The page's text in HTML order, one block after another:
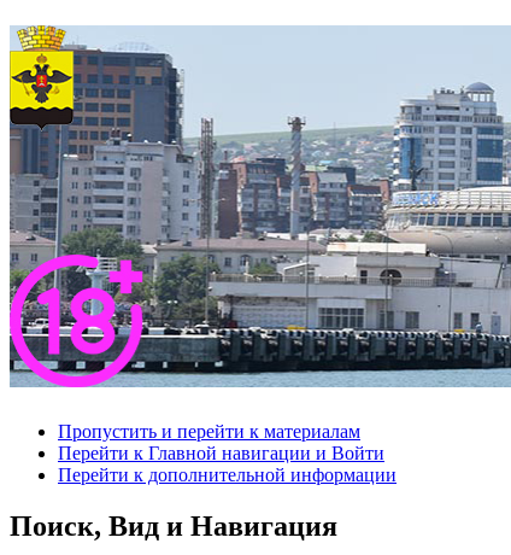
Пропустить и перейти к материалам
Перейти к Главной навигации и Войти
Перейти к дополнительной информации
Поиск, Вид и Навигация